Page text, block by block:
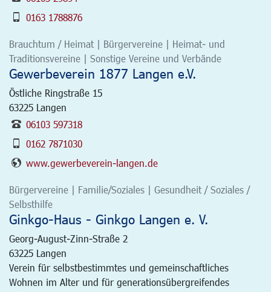
0163 1788876
Brauchtum / Heimat | Bürgervereine | Heimat- und
Traditionsvereine | Sonstige Vereine und Verbände
Gewerbeverein 1877 Langen e.V.
Östliche Ringstraße 15
63225 Langen
06103 597318
0162 7871030
www.gewerbeverein-langen.de
Bürgervereine | Familie/Soziales | Gesundheit / Soziales /
Selbsthilfe
Ginkgo-Haus - Ginkgo Langen e. V.
Georg-August-Zinn-Straße 2
63225 Langen
Verein für selbstbestimmtes und gemeinschaftliches
Wohnen im Alter und für generationsübergreifendes